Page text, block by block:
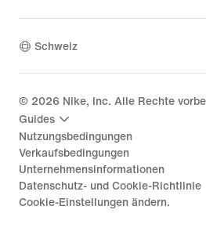
Schweiz
© 2026 Nike, Inc. Alle Rechte
Guides
Nutzungsbedingungen
Verkaufsbedingungen
Unternehmensinformationen
Datenschutz- und Cookie-Richtlinie
Cookie-Einstellungen ändern.